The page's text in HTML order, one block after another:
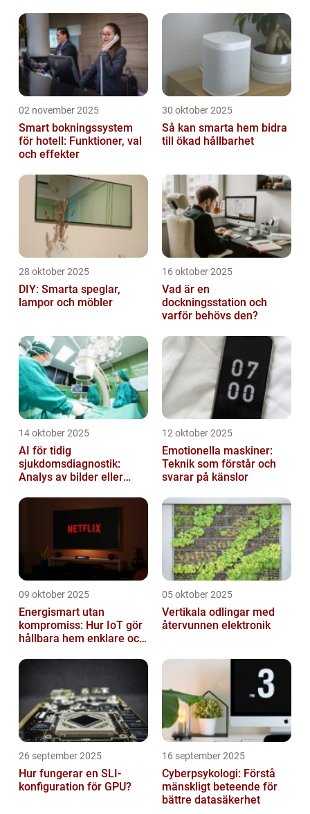
02 november 2025
Smart bokningssystem
för hotell: Funktioner, val
och effekter
30 oktober 2025
Så kan smarta hem bidra
till ökad hållbarhet
28 oktober 2025
DIY: Smarta speglar,
lampor och möbler
16 oktober 2025
Vad är en
dockningsstation och
varför behövs den?
14 oktober 2025
AI för tidig
sjukdomsdiagnostik:
Analys av bilder eller
12 oktober 2025
Emotionella maskiner:
Teknik som förstår och
svarar på känslor
09 oktober 2025
Energismart utan
kompromiss: Hur IoT gör
hållbara hem enklare och
05 oktober 2025
Vertikala odlingar med
återvunnen elektronik
26 september 2025
Hur fungerar en SLI-
konfiguration för GPU?
16 september 2025
Cyberpsykologi: Förstå
mänskligt beteende för
bättre datasäkerhet